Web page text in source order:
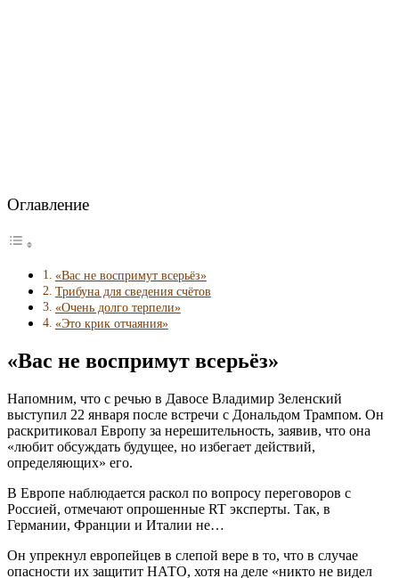
Оглавление
«Вас не воспримут всерьёз»
Трибуна для сведения счётов
«Очень долго терпели»
«Это крик отчаяния»
«Вас не воспримут всерьёз»
Напомним, что с речью в Давосе Владимир Зеленский
выступил 22 января после встречи с Дональдом Трампом. Он
раскритиковал Европу за нерешительность, заявив, что она
«любит обсуждать будущее, но избегает действий,
определяющих» его.
В Европе наблюдается раскол по вопросу переговоров с
Россией, отмечают опрошенные RT эксперты. Так, в
Германии, Франции и Италии не…
Он упрекнул европейцев в слепой вере в то, что в случае
опасности их защитит НАТО, хотя на деле «никто не видел